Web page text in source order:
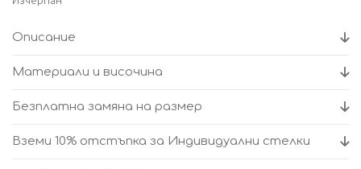
Описание
Материали и височина
Безплатна замяна на размер
Вземи 10% отстъпка за Индивидуални стелки